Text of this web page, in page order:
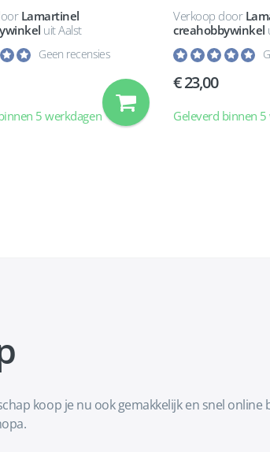
Lamartinel
uit Aalst
Geen recensies
5 werkdagen
Verkoop door
creahobbywinkel
23,00
Geleverd binnen
koop je nu ook gemakkelijk en snel